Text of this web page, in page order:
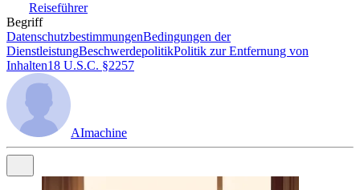
Reiseführer
Begriff
DatenschutzbestimmungenBedingungen der
DienstleistungBeschwerdepolitikPolitik zur Entfernung von
Inhalten18 U.S.C. §2257
AImachine